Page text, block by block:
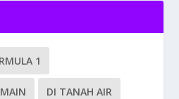
1
DI TANAH AIR